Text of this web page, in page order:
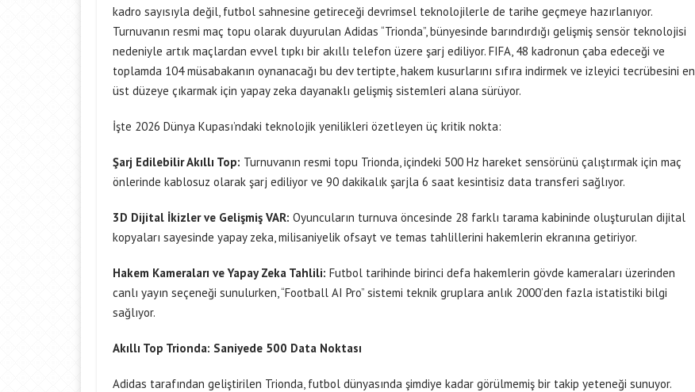
kadro sayısıyla değil, futbol sahnesine getireceği devrimsel teknolojilerle de tarihe geçmeye hazırlanıyor.
Turnuvanın resmi maç topu olarak duyurulan Adidas “Trionda”, bünyesinde barındırdığı gelişmiş sensör teknolojisi
nedeniyle artık maçlardan evvel tıpkı bir akıllı telefon üzere şarj ediliyor. FIFA, 48 kadronun çaba edeceği ve
toplamda 104 müsabakanın oynanacağı bu dev tertipte, hakem kusurlarını sıfıra indirmek ve izleyici tecrübesini en
üst düzeye çıkarmak için yapay zeka dayanaklı gelişmiş sistemleri alana sürüyor.
İşte 2026 Dünya Kupası’ndaki teknolojik yenilikleri özetleyen üç kritik nokta:
Şarj Edilebilir Akıllı Top: Turnuvanın resmi topu Trionda, içindeki 500 Hz hareket sensörünü çalıştırmak için maç
önlerinde kablosuz olarak şarj ediliyor ve 90 dakikalık şarjla 6 saat kesintisiz data transferi sağlıyor.
3D Dijital İkizler ve Gelişmiş VAR: Oyuncuların turnuva öncesinde 28 farklı tarama kabininde oluşturulan dijital
kopyaları sayesinde yapay zeka, milisaniyelik ofsayt ve temas tahlillerini hakemlerin ekranına getiriyor.
Hakem Kameraları ve Yapay Zeka Tahlili: Futbol tarihinde birinci defa hakemlerin gövde kameraları üzerinden
canlı yayın seçeneği sunulurken, “Football AI Pro” sistemi teknik gruplara anlık 2000’den fazla istatistiki bilgi
sağlıyor.
Akıllı Top Trionda: Saniyede 500 Data Noktası
Adidas tarafından geliştirilen Trionda, futbol dünyasında şimdiye kadar görülmemiş bir takip yeteneği sunuyor.